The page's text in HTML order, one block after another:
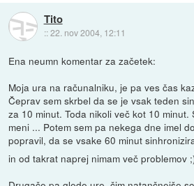
Tito
::22. nov 2004, 12:11
Ena neumn komentar za začetek:
Moja ura na računalniku, je pa ves čas
Čeprav sem skrbel da se je vsak teden
za 10 minut. Toda nikoli več kot 10
meni ... Potem sem pa nekega dne imel
popravil, da se vsake 60 minut
in od takrat naprej nimam več problemov